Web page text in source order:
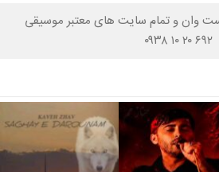
وان و تمام سایت های معتبر موسیقی
۰۹۳۸ ۱۰ ۲۰ ۶۹۲